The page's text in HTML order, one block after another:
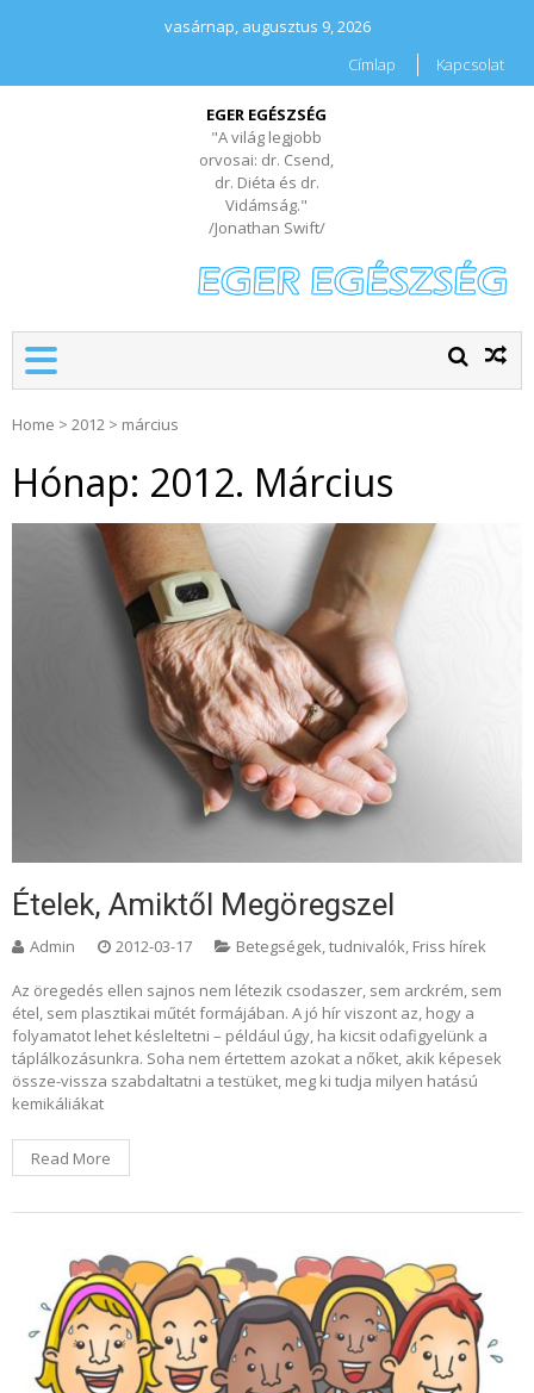
vasárnap, augusztus 9, 2026
Címlap
Kapcsolat
EGER EGÉSZSÉG
"A világ legjobb
orvosai: dr. Csend,
dr. Diéta és dr.
Vidámság."
/Jonathan Swift/
Home > 2012 > március
Hónap: 2012. Március
Ételek, Amiktől Megöregszel
Admin 2012-03-17 Betegségek, tudnivalók, Friss hírek
Az öregedés ellen sajnos nem létezik csodaszer, sem arckrém, sem
étel, sem plasztikai műtét formájában. A jó hír viszont az, hogy a
folyamatot lehet késleltetni – például úgy, ha kicsit odafigyelünk a
táplálkozásunkra. Soha nem értettem azokat a nőket, akik képesek
össze-vissza szabdaltatni a testüket, meg ki tudja milyen hatású
kemikáliákat
Read More